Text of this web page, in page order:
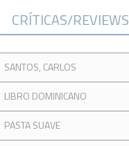
CRÍTICAS/REVIEWS
SANTOS, CARLOS
LIBRO DOMINICANO
PASTA SUAVE